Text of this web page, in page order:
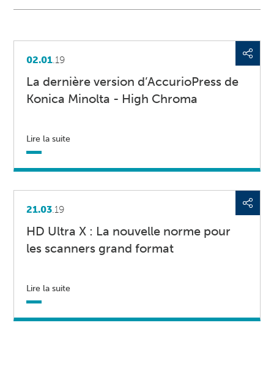
02.01.19
La dernière version d’AccurioPress de
Konica Minolta - High Chroma
Lire la suite
21.03.19
HD Ultra X : La nouvelle norme pour
les scanners grand format
Lire la suite